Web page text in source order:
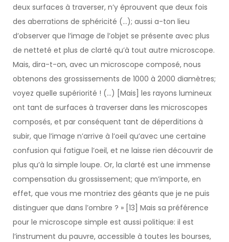
deux surfaces à traverser, n’y éprouvent que deux fois
des aberrations de sphéricité (…); aussi a-ton lieu
d’observer que l’image de l’objet se présente avec plus
de netteté et plus de clarté qu’à tout autre microscope.
Mais, dira-t-on, avec un microscope composé, nous
obtenons des grossissements de 1000 à 2000 diamètres;
voyez quelle supériorité ! (…) [Mais] les rayons lumineux
ont tant de surfaces à traverser dans les microscopes
composés, et par conséquent tant de déperditions à
subir, que l’image n’arrive à l’oeil qu’avec une certaine
confusion qui fatigue l’oeil, et ne laisse rien découvrir de
plus qu’à la simple loupe. Or, la clarté est une immense
compensation du grossissement; que m’importe, en
effet, que vous me montriez des géants que je ne puis
distinguer que dans l’ombre ? » [13] Mais sa préférence
pour le microscope simple est aussi politique: il est
l’instrument du pauvre, accessible à toutes les bourses,